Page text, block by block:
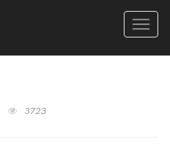
3723